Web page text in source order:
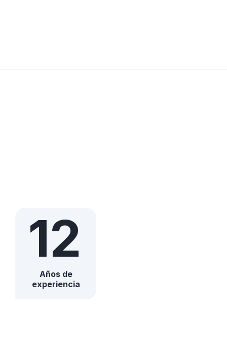
12
Años de
experiencia